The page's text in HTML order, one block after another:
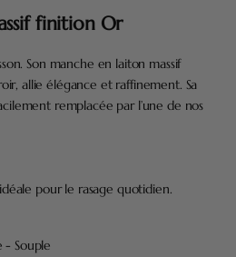
finition Or
Son manche en laiton massif
allie élégance et raffinement. Sa
remplacée par l’une de nos
pour le rasage quotidien.
- Souple